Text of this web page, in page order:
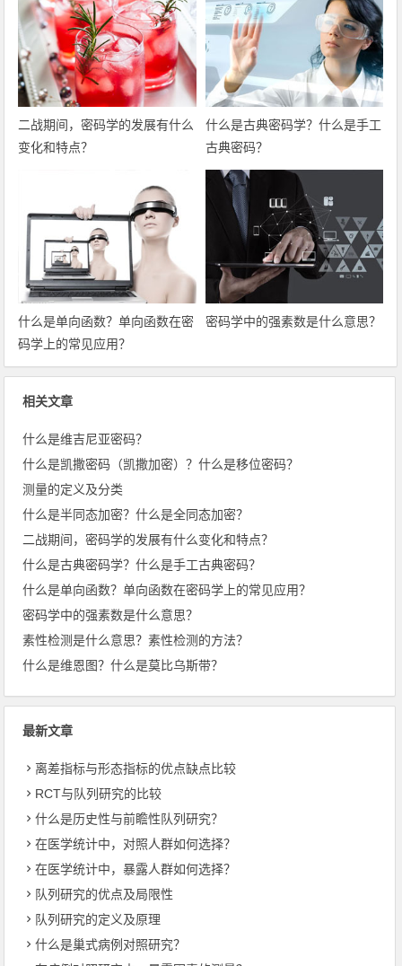
二战期间，密码学的发展有什么
变化和特点？
什么是古典密码学？什么是手工
古典密码？
什么是单向函数？单向函数在密
码学上的常见应用？
密码学中的强素数是什么意思？
相关文章
什么是维吉尼亚密码？
什么是凯撒密码（凯撒加密）？什么是移位密码？
测量的定义及分类
什么是半同态加密？什么是全同态加密？
二战期间，密码学的发展有什么变化和特点？
什么是古典密码学？什么是手工古典密码？
什么是单向函数？单向函数在密码学上的常见应用？
密码学中的强素数是什么意思？
素性检测是什么意思？素性检测的方法？
什么是维恩图？什么是莫比乌斯带？
最新文章
离差指标与形态指标的优点缺点比较
RCT与队列研究的比较
什么是历史性与前瞻性队列研究？
在医学统计中，对照人群如何选择？
在医学统计中，暴露人群如何选择？
队列研究的优点及局限性
队列研究的定义及原理
什么是巢式病例对照研究？